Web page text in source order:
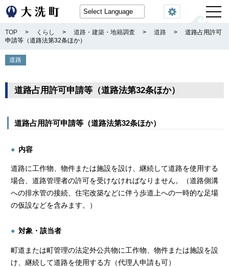
閲覧機能
TOP > くらし > 道路・建築・地籍調査 > 道路 >
道路占用許可
申請等（道路法第32条ほか）
道路
道路占用許可申請等（道路法第32条ほか）
道路占用許可申請等（道路法第32条ほか）
内容
道路に工作物、物件または施設を設け、継続して道路を使用する
場合、道路管理者の許可を受けなければなりません。（道路側溝
への排水管の接続、住宅改築などに伴う歩道上への一時的な足場
の仮設などを含みます。）
対象・該当者
町道または町管理の法定外公共物に工作物、物件または施設を設
け、継続して道路を使用する方（代理人申請も可）